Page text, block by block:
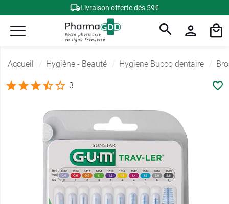
Livraison offerte dès 59€
Accueil Hygiène - Beauté Hygiene Bucco dentaire
3